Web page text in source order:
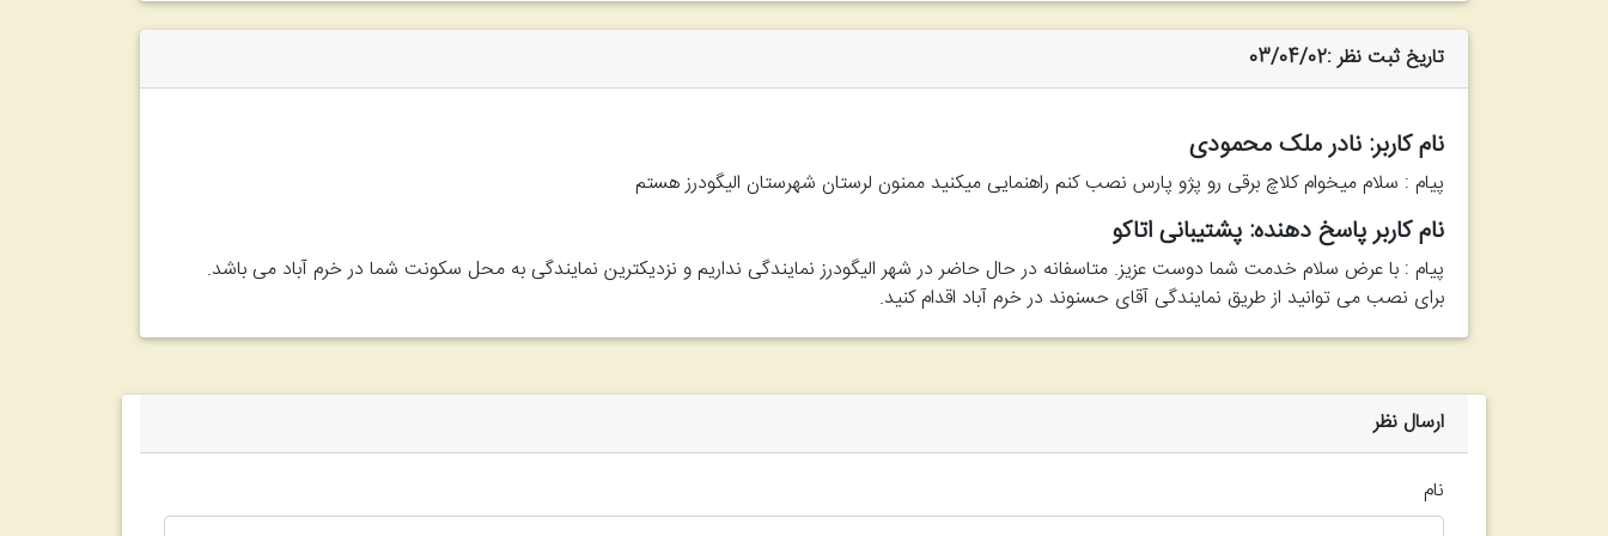
تاریخ ثبت نظر :03/04/02
نام کاربر: نادر ملک محمودی
پیام : سلام میخوام کلاچ برقی رو پژو پارس نصب کنم راهنمایی میکنید ممنون لرستان شهرستان الیگودرز هستم
نام کاربر پاسخ دهنده: پشتیبانی اتاکو
پیام : با عرض سلام خدمت شما دوست عزیز. متاسفانه در حال حاضر در شهر الیگودرز نمایندگی نداریم و نزدیکترین نمایندگی به محل سکونت شما در خرم آباد می باشد.
برای نصب می توانید از طریق نمایندگی آقای حسنوند در خرم آباد اقدام کنید.
ارسال نظر
نام